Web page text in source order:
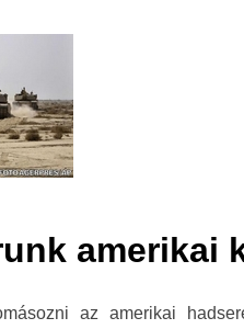
amerikai
az amerikai